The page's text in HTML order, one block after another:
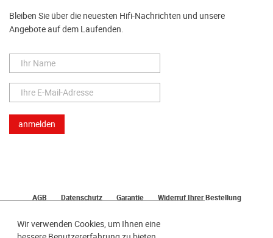
Wir verwenden Cookies, um Ihnen eine
Bleiben Sie über die neuesten Hifi-Nachrichten und unsere
Angebote auf dem Laufenden.
AGB Datenschutz Garantie
Widerruf Ihrer Bestellung